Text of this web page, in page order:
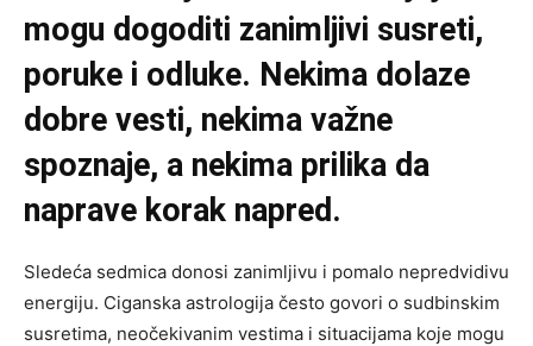
mogu dogoditi zanimljivi susreti,
poruke i odluke. Nekima dolaze
dobre vesti, nekima važne
spoznaje, a nekima prilika da
naprave korak napred.
Sledeća sedmica donosi zanimljivu i pomalo nepredvidivu
energiju. Ciganska astrologija često govori o sudbinskim
susretima, neočekivanim vestima i situacijama koje mogu